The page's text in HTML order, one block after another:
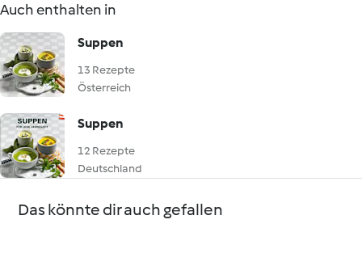
Auch enthalten in
Suppen
13 Rezepte
Österreich
Suppen
12 Rezepte
Deutschland
Das könnte dir auch gefallen